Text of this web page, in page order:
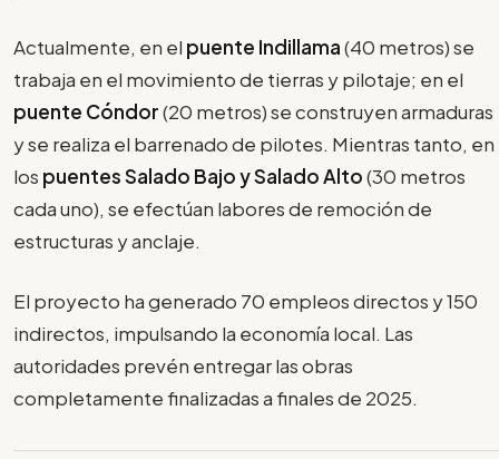
Actualmente, en el puente Indillama(40 metros) se
trabaja en el movimiento de tierras y pilotaje; en el
puente Cóndor(20 metros) se construyen armaduras
y se realiza el barrenado de pilotes. Mientras tanto, en
los puentes Salado Bajo y Salado Alto(30 metros
cada uno), se efectúan labores de remoción de
estructuras y anclaje.
El proyecto ha generado 70 empleos directos y 150
indirectos, impulsando la economía local. Las
autoridades prevén entregar las obras
completamente finalizadas a finales de 2025.